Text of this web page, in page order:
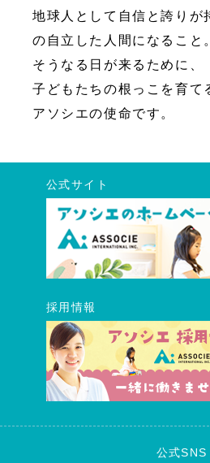
地球人として自信と誇りが
の自立した人間になること
そうなる日が来るために、
子どもたちの根っこを育て
アソシエの使命です。
公式サイト
採用情報
公式SNS